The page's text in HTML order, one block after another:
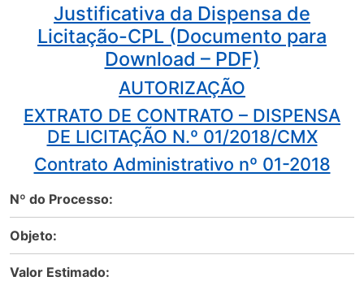
Justificativa da Dispensa de
Licitação-CPL (Documento para
Download – PDF)
AUTORIZAÇÃO
EXTRATO DE CONTRATO – DISPENSA
DE LICITAÇÃO N.º 01/2018/CMX
Contrato Administrativo nº 01-2018
Nº do Processo:
Objeto:
Valor Estimado: